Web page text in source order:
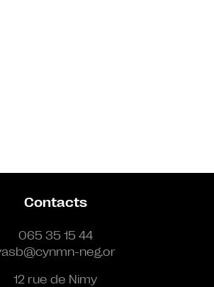
Contacts
065 35 15 44
neg.or
12 rue de Nimy